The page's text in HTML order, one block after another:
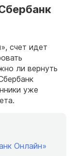
счет идет
ли вернуть
уже
Онлайн»